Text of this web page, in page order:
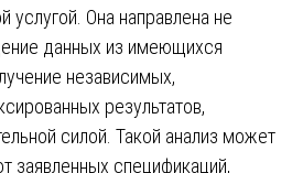
услугой. Она направлена не
данных из имеющихся
независимых,
результатов,
силой. Такой анализ может
заявленных спецификаций,